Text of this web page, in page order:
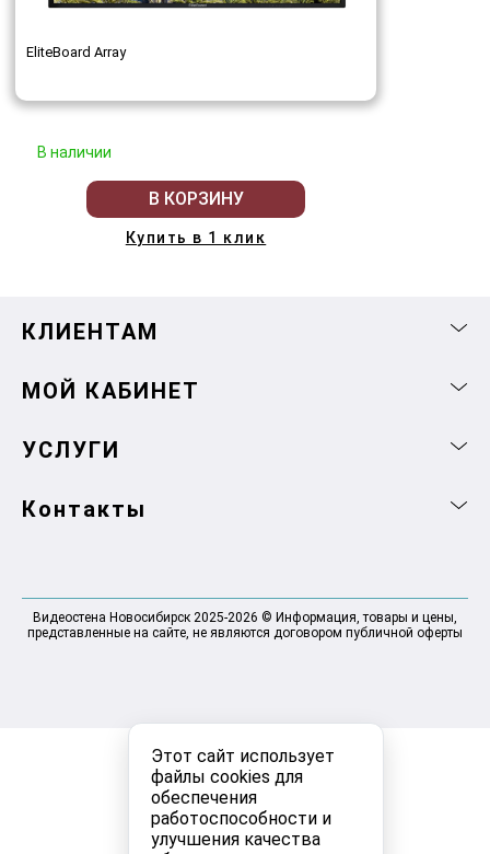
Этот сайт использует
файлы cookies для
обеспечения
работоспособности и
улучшения качества
EliteBoard Array
В наличии
В КОРЗИНУ
Купить в 1 клик
КЛИЕНТАМ
МОЙ КАБИНЕТ
УСЛУГИ
Контакты
Видеостена Новосибирск 2025-2026 © Информация, товары и цены,
представленные на сайте, не являются договором публичной оферты